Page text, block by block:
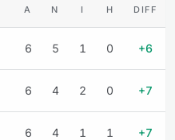
Α Ν Ι Η DIFF
6 5 1 0 +6
6 4 2 0 +7
6 4 1 1 +7